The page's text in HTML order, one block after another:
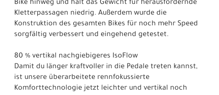
Bike hinweg und hält das Gewicht für herausfordernde
Kletterpassagen niedrig. Außerdem wurde die
Konstruktion des gesamten Bikes für noch mehr Speed
sorgfältig verbessert und eingehend getestet.
80 % vertikal nachgiebigeres IsoFlow
Damit du länger kraftvoller in die Pedale treten kannst,
ist unsere überarbeitete rennfokussierte
Komforttechnologie jetzt leichter und vertikal noch